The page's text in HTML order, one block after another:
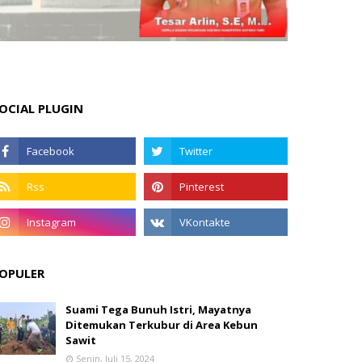
PLUGIN
Suami Tega Bunuh Istri, Mayatnya
Ditemukan Terkubur di Area Kebun
Sawit
Senin, Juli 15, 2024